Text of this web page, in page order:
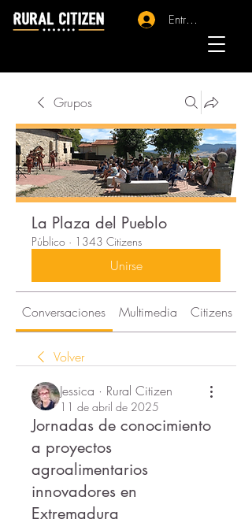
Entrar - Registro
Grupos
La Plaza del Pueblo
Público · 1343 Citizens
Unirse
Conversaciones Multimedia Citizens
Volver
Jessica · Rural Citizen
11 de abril de 2025
Jornadas de conocimiento
a proyectos
agroalimentarios
innovadores en
Extremadura